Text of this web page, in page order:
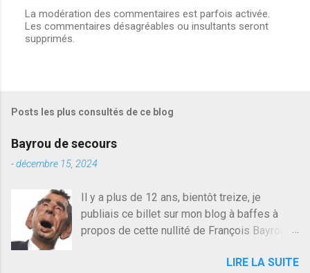
E
n
t
e
r
u
m
m
e
n
La modération des commentaires est parfois activée.
Les commentaires désagréables ou insultants seront
supprimés.
Posts les plus consultés de ce blog
Bayrou de secours
-décembre 15, 2024
Il y a plus de 12 ans, bientôt treize, je
publiais ce billet sur mon blog à baffes à
propos de cette nullité de François Bayrou. Il
quelqu'un, je ne parle pas des couples mais
LIRE LA SUITE